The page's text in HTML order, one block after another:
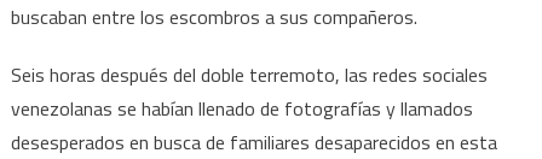
buscaban entre los escombros a sus compañeros.
Seis horas después del doble terremoto, las redes sociales
venezolanas se habían llenado de fotografías y llamados
desesperados en busca de familiares desaparecidos en esta